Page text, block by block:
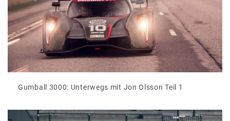
Gumball 3000: Unterwegs mit Jon Olsson Teil 1